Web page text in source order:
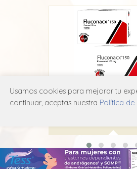
Fluconacx
Usamos cookies para mejorar tu
continuar, aceptas nuestra Política de